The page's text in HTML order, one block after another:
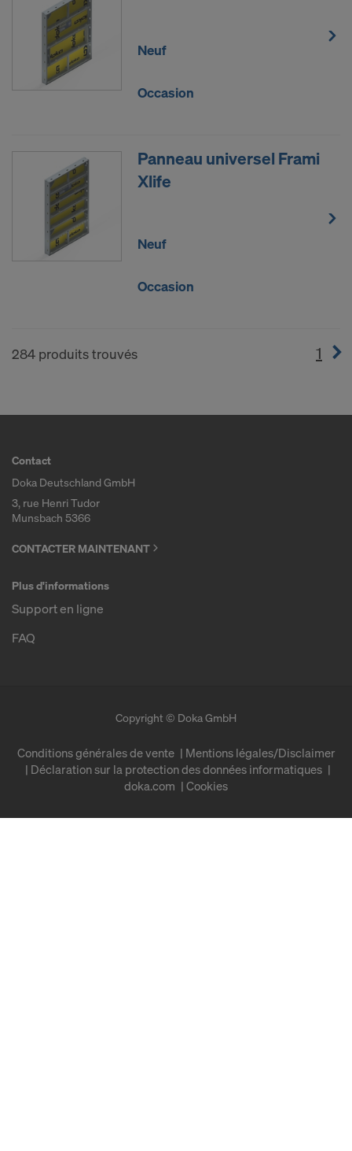
Neuf
Occasion
Panneau universel Frami
Xlife
Neuf
Occasion
284 produits trouvés 1
Contact
Doka Deutschland GmbH
3, rue Henri Tudor
Munsbach 5366
CONTACTER MAINTENANT
Plus d'informations
Support en ligne
FAQ
Copyright © Doka GmbH
Conditions générales de vente
Mentions légales/Disclaimer
Déclaration sur la protection des données informatiques
doka.com
Cookies